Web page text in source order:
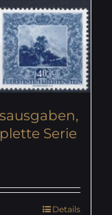
Serie
Details